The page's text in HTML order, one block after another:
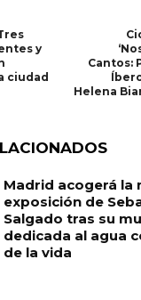
y
ciudad
Cantos:
Helena
Madrid acogerá la
exposición de
Salgado tras su
dedicada al agua
de la vida